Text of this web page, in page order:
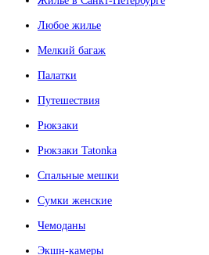
Любое жилье
Мелкий багаж
Палатки
Путешествия
Рюкзаки
Рюкзаки Tatonka
Спальные мешки
Сумки женские
Чемоданы
Экшн-камеры